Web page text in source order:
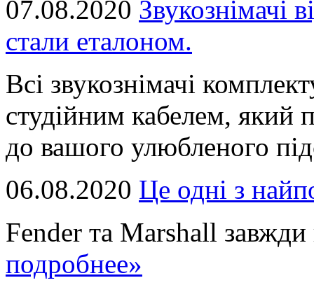
07.08.2020 Звукознімачі
стали еталоном.
Всі звукознімачі
студійним кабелем, який
до вашого улюбленого
06.08.2020 Це однi з
Fender та Marshall завжди
подробнее»